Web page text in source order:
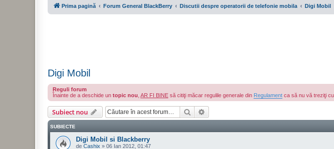
Prima pagină Forum General BlackBerry Discutii despre operatorii de telefonie mobila Digi Mobil
Digi Mobil
Reguli forum
Înainte de a deschide un topic nou AR FI BINE să citiţi măcar regulile generale din Regulament ca să nu vă treziţi
Subiect nou Căutare
SUBIECTE
Digi Mobil si Blackberry
de Cashix » 06 Ian 2012, 01:47